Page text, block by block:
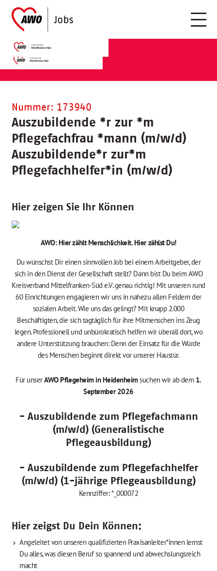
Nummer: 173940
Auszubildende *r zur *m
Pflegefachfrau *mann (m/w/d)
Auszubildende*r zur*m
Pflegefachhelfer*in (m/w/d)
Hier zeigen Sie Ihr Können
AWO: Hier zählt Menschlichkeit. Hier zählst Du!
Du wünschst Dir einen sinnvollen Job bei einem Arbeitgeber, der
sich in den Dienst der Gesellschaft stellt? Dann bist Du beim AWO
Kreisverband Mittelfranken-Süd e.V. genau richtig! Mit unseren rund
60 Einrichtungen engagieren wir uns in nahezu allen Feldern der
sozialen Arbeit. Wie uns das gelingt? Mit knapp 2.000
Beschäftigten, die sich tagtäglich für ihre Mitmenschen ins Zeug
legen. Professionell und unbürokratisch helfen wir überall dort, wo
andere Unterstützung brauchen: Denn der Einsatz für die Würde
des Menschen beginnt direkt vor unserer Haustür.
Für unserAWO Pflegeheim in Heidenheimsuchen wir ab dem 1.
September 2026
- Auszubildende zum Pflegefachmann
(m/w/d) (Generalistische
Pflegeausbildung)
- Auszubildende zum Pflegefachhelfer
(m/w/d) (1-jährige Pflegeausbildung)
Kennziffer: *_000072
Hier zeigst Du Dein Können:
Angeleitet von unseren qualifizierten Praxisanleiter*innen lernst
Du alles, was diesen Beruf so spannend und abwechslungsreich
macht